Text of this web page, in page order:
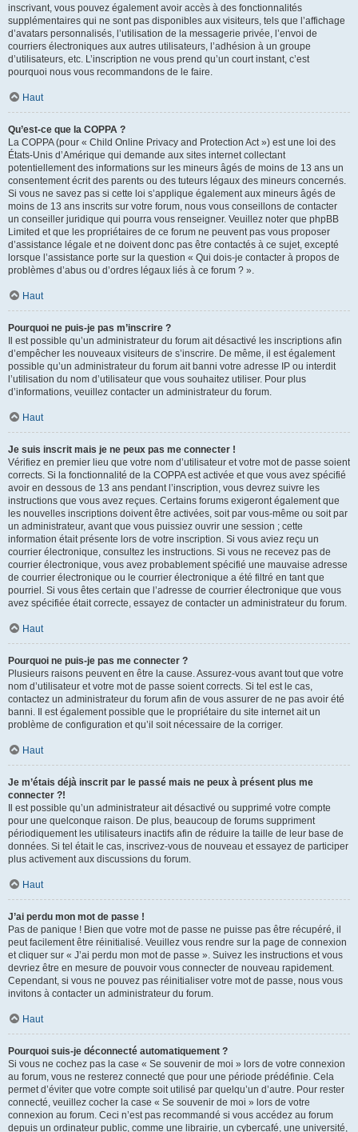
inscrivant, vous pouvez également avoir accès à des fonctionnalités
supplémentaires qui ne sont pas disponibles aux visiteurs, tels que l’affichage
d’avatars personnalisés, l’utilisation de la messagerie privée, l’envoi de
courriers électroniques aux autres utilisateurs, l’adhésion à un groupe
d’utilisateurs, etc. L’inscription ne vous prend qu’un court instant, c’est
pourquoi nous vous recommandons de le faire.
Haut
Qu’est-ce que la COPPA ?
La COPPA (pour « Child Online Privacy and Protection Act ») est une loi des
États-Unis d’Amérique qui demande aux sites internet collectant
potentiellement des informations sur les mineurs âgés de moins de 13 ans un
consentement écrit des parents ou des tuteurs légaux des mineurs concernés.
Si vous ne savez pas si cette loi s’applique également aux mineurs âgés de
moins de 13 ans inscrits sur votre forum, nous vous conseillons de contacter
un conseiller juridique qui pourra vous renseigner. Veuillez noter que phpBB
Limited et que les propriétaires de ce forum ne peuvent pas vous proposer
d’assistance légale et ne doivent donc pas être contactés à ce sujet, excepté
lorsque l’assistance porte sur la question « Qui dois-je contacter à propos de
problèmes d’abus ou d’ordres légaux liés à ce forum ? ».
Haut
Pourquoi ne puis-je pas m’inscrire ?
Il est possible qu’un administrateur du forum ait désactivé les inscriptions afin
d’empêcher les nouveaux visiteurs de s’inscrire. De même, il est également
possible qu’un administrateur du forum ait banni votre adresse IP ou interdit
l’utilisation du nom d’utilisateur que vous souhaitez utiliser. Pour plus
d’informations, veuillez contacter un administrateur du forum.
Haut
Je suis inscrit mais je ne peux pas me connecter !
Vérifiez en premier lieu que votre nom d’utilisateur et votre mot de passe soient
corrects. Si la fonctionnalité de la COPPA est activée et que vous avez spécifié
avoir en dessous de 13 ans pendant l’inscription, vous devrez suivre les
instructions que vous avez reçues. Certains forums exigeront également que
les nouvelles inscriptions doivent être activées, soit par vous-même ou soit par
un administrateur, avant que vous puissiez ouvrir une session ; cette
information était présente lors de votre inscription. Si vous aviez reçu un
courrier électronique, consultez les instructions. Si vous ne recevez pas de
courrier électronique, vous avez probablement spécifié une mauvaise adresse
de courrier électronique ou le courrier électronique a été filtré en tant que
pourriel. Si vous êtes certain que l’adresse de courrier électronique que vous
avez spécifiée était correcte, essayez de contacter un administrateur du forum.
Haut
Pourquoi ne puis-je pas me connecter ?
Plusieurs raisons peuvent en être la cause. Assurez-vous avant tout que votre
nom d’utilisateur et votre mot de passe soient corrects. Si tel est le cas,
contactez un administrateur du forum afin de vous assurer de ne pas avoir été
banni. Il est également possible que le propriétaire du site internet ait un
problème de configuration et qu’il soit nécessaire de la corriger.
Haut
Je m’étais déjà inscrit par le passé mais ne peux à présent plus me
connecter ?!
Il est possible qu’un administrateur ait désactivé ou supprimé votre compte
pour une quelconque raison. De plus, beaucoup de forums suppriment
périodiquement les utilisateurs inactifs afin de réduire la taille de leur base de
données. Si tel était le cas, inscrivez-vous de nouveau et essayez de participer
plus activement aux discussions du forum.
Haut
J’ai perdu mon mot de passe !
Pas de panique ! Bien que votre mot de passe ne puisse pas être récupéré, il
peut facilement être réinitialisé. Veuillez vous rendre sur la page de connexion
et cliquer sur « J’ai perdu mon mot de passe ». Suivez les instructions et vous
devriez être en mesure de pouvoir vous connecter de nouveau rapidement.
Cependant, si vous ne pouvez pas réinitialiser votre mot de passe, nous vous
invitons à contacter un administrateur du forum.
Haut
Pourquoi suis-je déconnecté automatiquement ?
Si vous ne cochez pas la case « Se souvenir de moi » lors de votre connexion
au forum, vous ne resterez connecté que pour une période prédéfinie. Cela
permet d’éviter que votre compte soit utilisé par quelqu’un d’autre. Pour rester
connecté, veuillez cocher la case « Se souvenir de moi » lors de votre
connexion au forum. Ceci n’est pas recommandé si vous accédez au forum
depuis un ordinateur public, comme une librairie, un cybercafé, une université,